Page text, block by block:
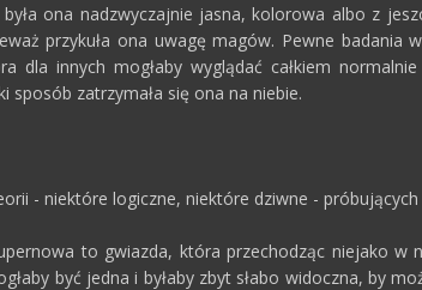
ona nadzwyczajnie jasna, kolorowa albo z
przykuła ona uwagę magów. Pewne
dla innych mogłaby wyglądać całkiem
sposób zatrzymała się ona na niebie.
- niektóre logiczne, niektóre dziwne -
to gwiazda, która przechodząc niejako
być jedna i byłaby zbyt słabo widoczna, by